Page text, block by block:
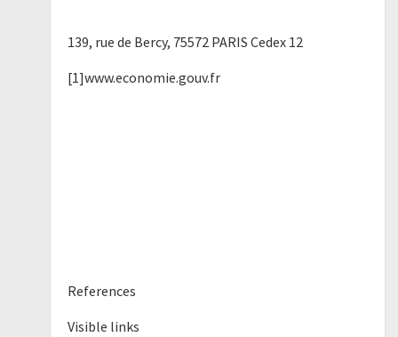
139, rue de Bercy, 75572 PARIS Cedex 12
[1]www.economie.gouv.fr
References
Visible links